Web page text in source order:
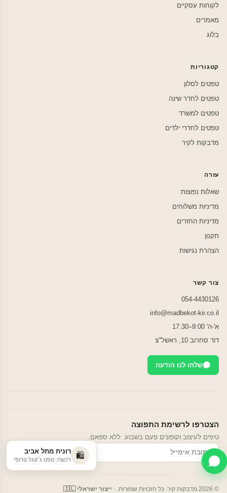
לקוחות עסקיים
מאמרים
בלוג
קטגוריות
טפטים לסלון
טפטים לחדר שינה
טפטים למשרד
טפטים לחדרי ילדים
מדבקות לקיר
עזרה
שאלות נפוצות
מדיניות משלוחים
מדיניות החזרים
תקנון
הצהרת נגישות
צור קשר
054-4430126
info@madbekot-kir.co.il
א'-ה' 9:00–17:30
דוד סחרוב 10, ראשל"צ
שלחו לנו הודעה
הצטרפו לרשימת התפוצה
טיפים לעיצוב וקופונים פעם בשבוע. ללא ספאם.
הרשמה
© 2026 מדבקות קיר. כל הזכויות שמורות. · ייצור ישראלי 🇮🇱
🛍️ רונית מתל אביב
רכשה: טפט ג׳ונגל טרופי